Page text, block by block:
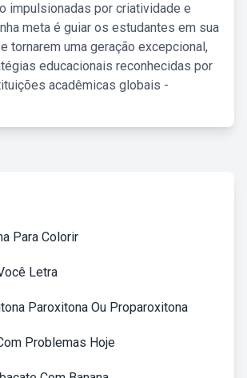
impulsionadas por criatividade e
meta é guiar os estudantes em sua
tornarem uma geração excepcional,
educacionais reconhecidas por
acadêmicas globais -
Para Colorir
Letra
Paroxitona Ou Proparoxitona
Problemas Hoje